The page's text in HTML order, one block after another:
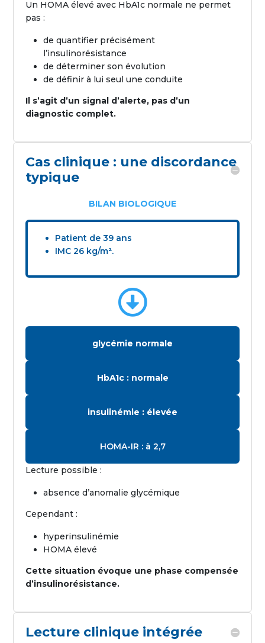
Un HOMA élevé avec HbA1c normale ne permet
pas :
de quantifier précisément
l’insulinorésistance
de déterminer son évolution
de définir à lui seul une conduite
Il s’agit d’un signal d’alerte, pas d’un
diagnostic complet.
Cas clinique : une discordance
typique
BILAN BIOLOGIQUE
Patient de 39 ans
IMC 26 kg/m².

glycémie normale
HbA1c : normale
insulinémie : élevée
HOMA-IR : à 2,7
Lecture possible :
absence d’anomalie glycémique
Cependant :
hyperinsulinémie
HOMA élevé
Cette situation évoque une phase compensée
d’insulinorésistance.
Lecture clinique intégrée